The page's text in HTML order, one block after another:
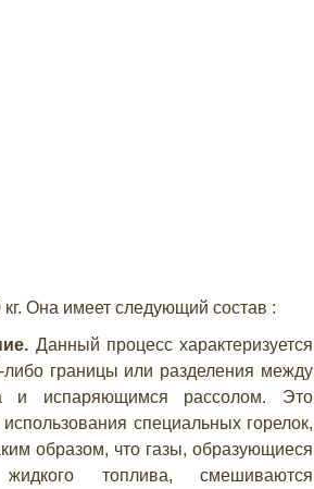
Она имеет следующий состав :
Данный процесс характеризуется
либо границы или разделения между
и испаряющимся рассолом. Это
использования специальных горелок,
образом, что газы, образующиеся
топлива, смешиваются